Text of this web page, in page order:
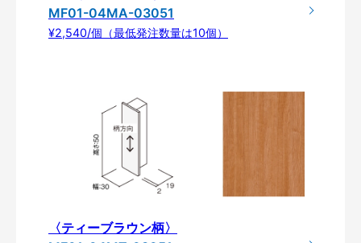
MF01-04MA-03051
¥2,540/個（最低発注数量は10個）
〈ティーブラウン柄〉